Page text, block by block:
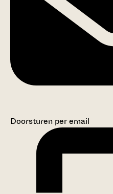
Doorsturen per email